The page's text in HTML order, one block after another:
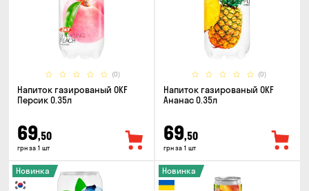
(0)
Напиток газированый OKF
Персик 0.35л
69,50
грн за 1 шт
(0)
Напиток газированый OKF
Ананас 0.35л
69,50
грн за 1 шт
Новинка Новинка